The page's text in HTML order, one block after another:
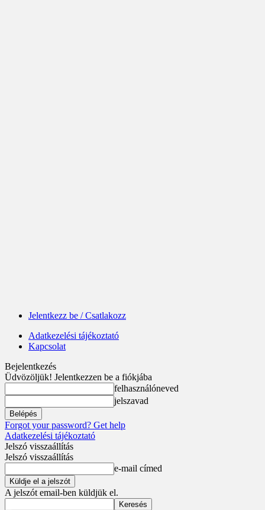
Jelentkezz be / Csatlakozz
Adatkezelési tájékoztató
Kapcsolat
Bejelentkezés
Üdvözöljük! Jelentkezzen be a fiókjába
felhasználóneved
jelszavad
Forgot your password? Get help
Adatkezelési tájékoztató
Jelszó visszaállítás
Jelszó visszaállítás
e-mail címed
A jelszót email-ben küldjük el.